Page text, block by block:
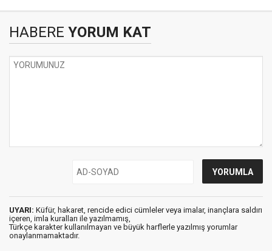
HABERE YORUM KAT
UYARI: Küfür, hakaret, rencide edici cümleler veya imalar, inançlara saldırı
içeren, imla kuralları ile yazılmamış,
Türkçe karakter kullanılmayan ve büyük harflerle yazılmış yorumlar
onaylanmamaktadır.